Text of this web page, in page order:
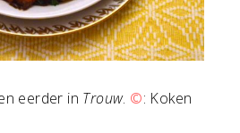
eerder in Trouw. ©: Koken